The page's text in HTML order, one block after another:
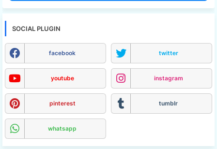
SOCIAL PLUGIN
facebook twitter
youtube instagram
pinterest tumblr
whatsapp